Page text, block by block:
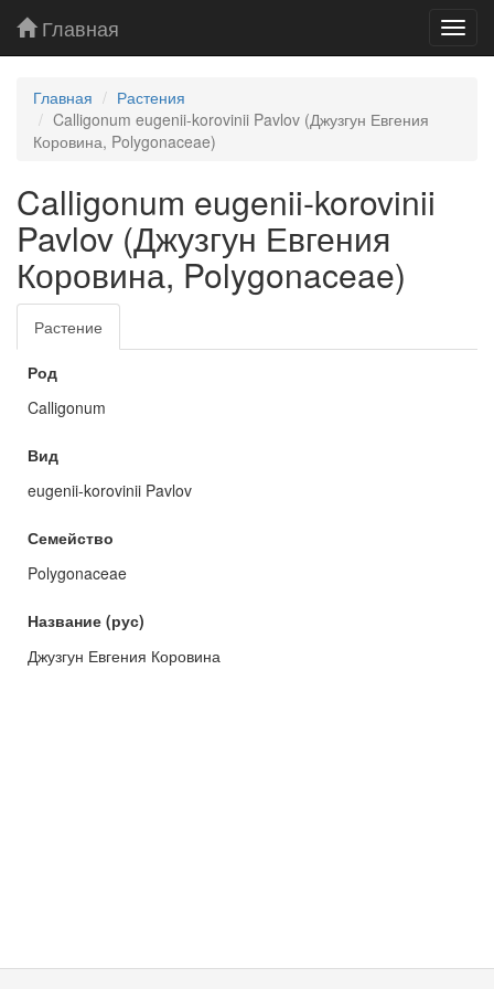
Главная
Главная
Растения
Calligonum eugenii-korovinii Pavlov (Джузгун Евгения
Коровина, Polygonaceae)
Calligonum eugenii-korovinii
Pavlov (Джузгун Евгения
Коровина, Polygonaceae)
Растение
Род
Calligonum
Вид
eugenii-korovinii Pavlov
Семейство
Polygonaceae
Название (рус)
Джузгун Евгения Коровина